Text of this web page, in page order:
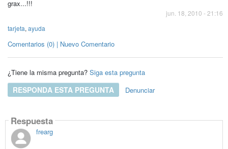
grax...!!!
jun. 18, 2010 - 21:16
tarjeta, ayuda
Comentarios (0) | Nuevo Comentario
¿Tiene la misma pregunta? Siga esta pregunta
RESPONDA ESTA PREGUNTA Denunciar
Respuesta
frearg